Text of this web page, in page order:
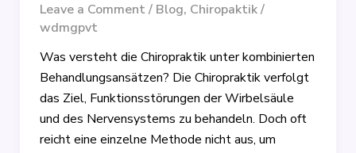
Leave a Comment/ Blog, Chiropaktik/
wdmgpvt
Was versteht die Chiropraktik unter kombinierten
Behandlungsansätzen? Die Chiropraktik verfolgt
das Ziel, Funktionsstörungen der Wirbelsäule
und des Nervensystems zu behandeln. Doch oft
reicht eine einzelne Methode nicht aus, um